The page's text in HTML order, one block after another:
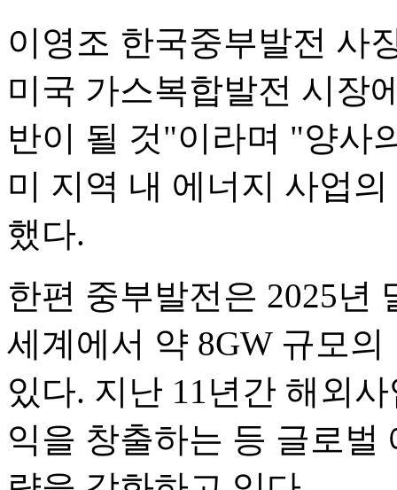
이영조 한국중부발전 사
미국 가스복합발전 시장
반이 될 것"이라며 "양사
미 지역 내 에너지 사업
했다.
한편 중부발전은 2025년
세계에서 약 8GW 규모
있다. 지난 11년간 해외
익을 창출하는 등 글로벌